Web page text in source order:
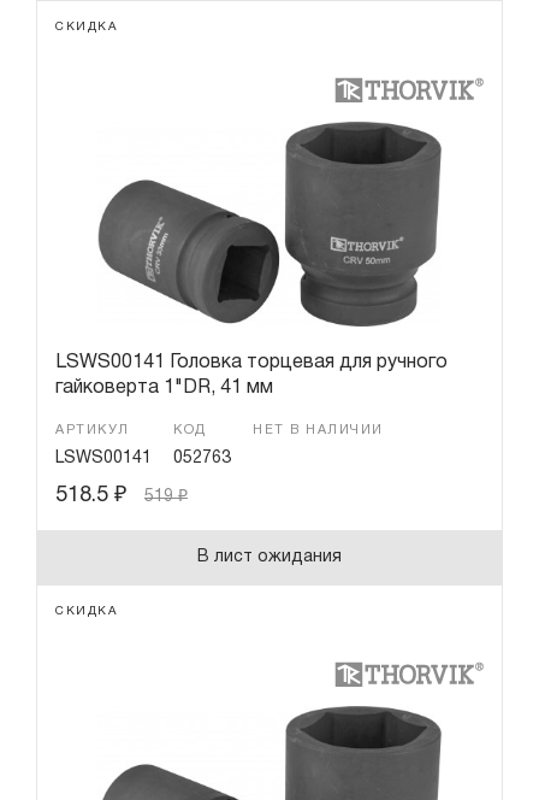
СКИДКА
LSWS00141 Головка торцевая для ручного
гайковерта 1"DR, 41 мм
АРТИКУЛ
LSWS00141
КОД
052763
НЕТ В НАЛИЧИИ
518.5 ₽ 519₽
В лист ожидания
СКИДКА